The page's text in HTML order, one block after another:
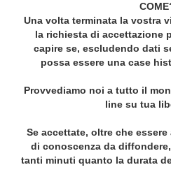
Una volta terminata la vostra
la richiesta di accettazione
capire se, escludendo dati
possa essere una case
Provvediamo noi a tutto il
line su tua
Se accettate, oltre che
di conoscenza da
tanti minuti quanto la durata